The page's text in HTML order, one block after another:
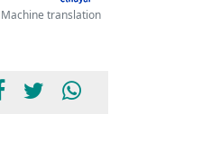
translation